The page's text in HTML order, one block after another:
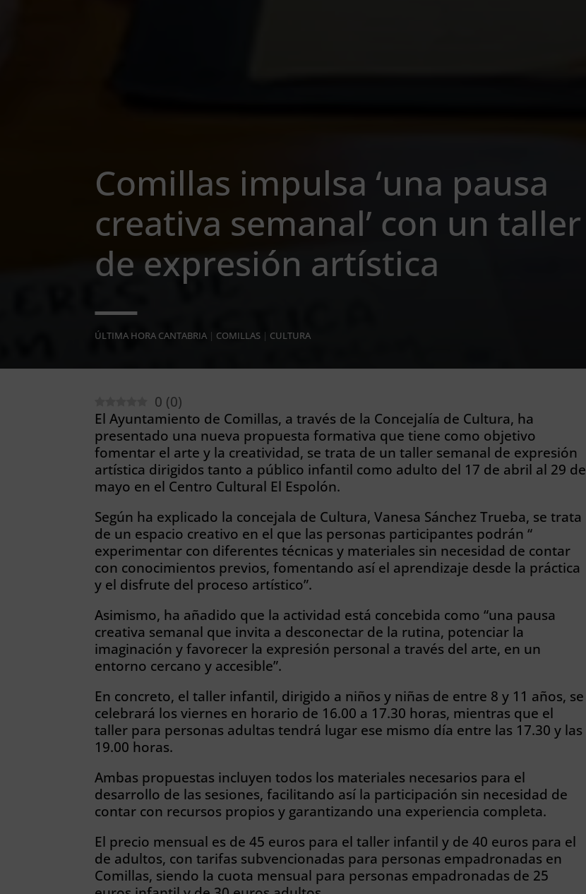
Comillas impulsa ‘una pausa
creativa semanal’ con un taller
de expresión artística
ÚLTIMA HORA CANTABRIA | COMILLAS | CULTURA
0 (0)
El Ayuntamiento de Comillas, a través de la Concejalía de Cultura, ha
presentado una nueva propuesta formativa que tiene como objetivo
fomentar el arte y la creatividad, se trata de un taller semanal de expresión
artística dirigidos tanto a público infantil como adulto del 17 de abril al 29 de
mayo en el Centro Cultural El Espolón.
Según ha explicado la concejala de Cultura, Vanesa Sánchez Trueba, se trata
de un espacio creativo en el que las personas participantes podrán “
experimentar con diferentes técnicas y materiales sin necesidad de contar
con conocimientos previos, fomentando así el aprendizaje desde la práctica
y el disfrute del proceso artístico”.
Asimismo, ha añadido que la actividad está concebida como “una pausa
creativa semanal que invita a desconectar de la rutina, potenciar la
imaginación y favorecer la expresión personal a través del arte, en un
entorno cercano y accesible”.
En concreto, el taller infantil, dirigido a niños y niñas de entre 8 y 11 años, se
celebrará los viernes en horario de 16.00 a 17.30 horas, mientras que el
taller para personas adultas tendrá lugar ese mismo día entre las 17.30 y las
19.00 horas.
Ambas propuestas incluyen todos los materiales necesarios para el
desarrollo de las sesiones, facilitando así la participación sin necesidad de
contar con recursos propios y garantizando una experiencia completa.
El precio mensual es de 45 euros para el taller infantil y de 40 euros para el
de adultos, con tarifas subvencionadas para personas empadronadas en
Comillas, siendo la cuota mensual para personas empadronadas de 25